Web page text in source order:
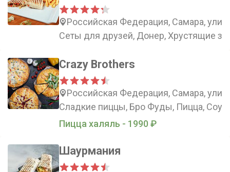
Российская Федерация, Самара,
Сеты для друзей, Донер, Хрустящие
Crazy Brothers
Российская Федерация, Самара,
Сладкие пиццы, Бро Фуды, Пицца,
Пицца халяль - 1990 ₽
Шаурмания